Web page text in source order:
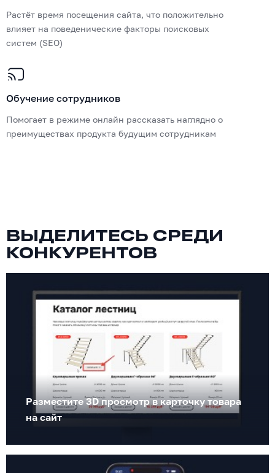
Растёт время посещения сайта, что положительно
влияет на поведенические факторы поисковых
систем (SEO)
Обучение сотрудников
Помогает в режиме онлайн рассказать наглядно о
преимуществах продукта будущим сотрудникам
ВЫДЕЛИТЕСЬ СРЕДИ
КОНКУРЕНТОВ
Разместите 3D просмотр в карточку товара
на сайт